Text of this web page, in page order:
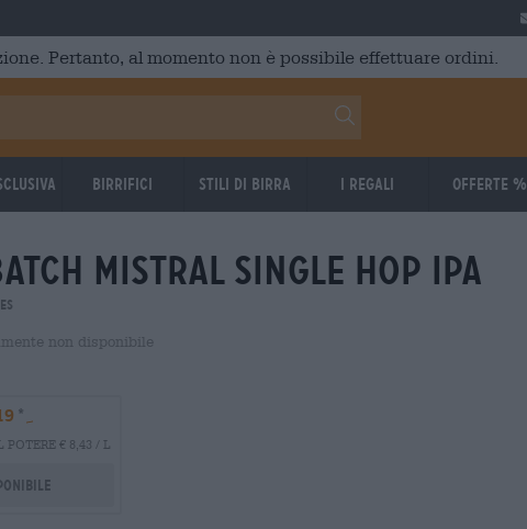
Pertanto, al momento non è possibile effettuare ordini.
Birrifici Stili di birra I regali Offerte %
Untappd: 3,48
mistral single hop ipa
non disponibile
POTERE € 8,43 / L